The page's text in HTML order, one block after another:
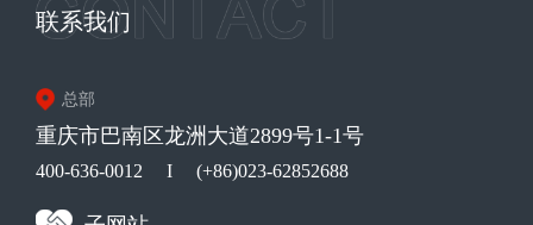
联系我们
总部
重庆市巴南区龙洲大道2899号1-1号
400-636-0012 I (+86)023-62852688